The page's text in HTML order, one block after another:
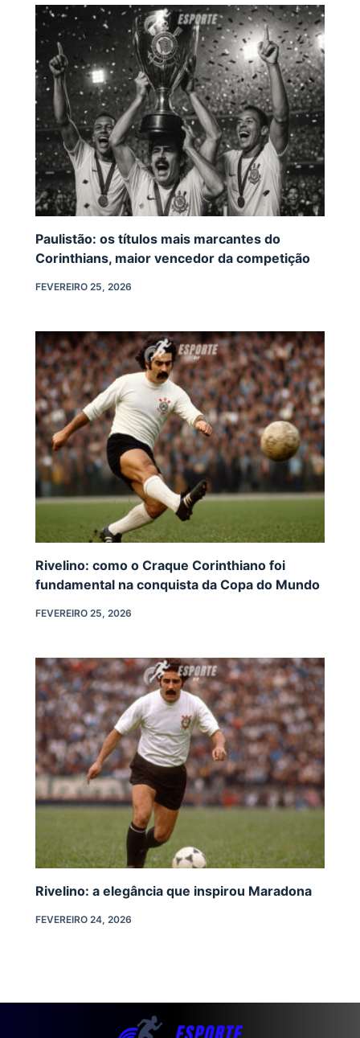
Paulistão: os títulos mais marcantes do
Corinthians, maior vencedor da competição
FEVEREIRO 25, 2026
Rivelino: como o Craque Corinthiano foi
fundamental na conquista da Copa do Mundo
FEVEREIRO 25, 2026
Rivelino: a elegância que inspirou Maradona
FEVEREIRO 24, 2026